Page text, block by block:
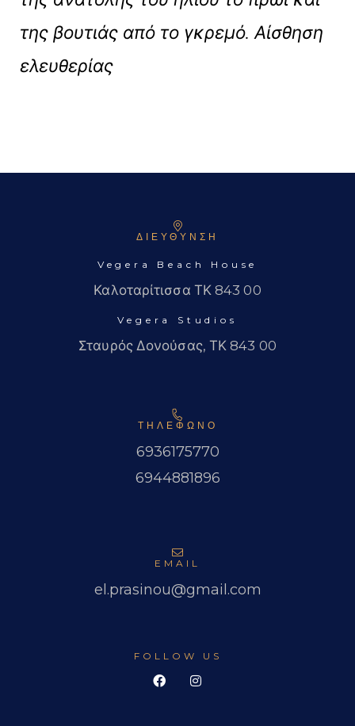
της βουτιάς από το γκρεμό. Αίσθηση
ελευθερίας
ΔΙΕΥΘΥΝΣΗ
Vegera Beach House
Καλοταρίτισσα ΤΚ 843 00
Vegera Studios
Σταυρός Δονούσας, ΤΚ 843 00
ΤΗΛΕΦΩΝΟ
6936175770
6944881896
EMAIL
el.prasinou@gmail.com
FOLLOW US